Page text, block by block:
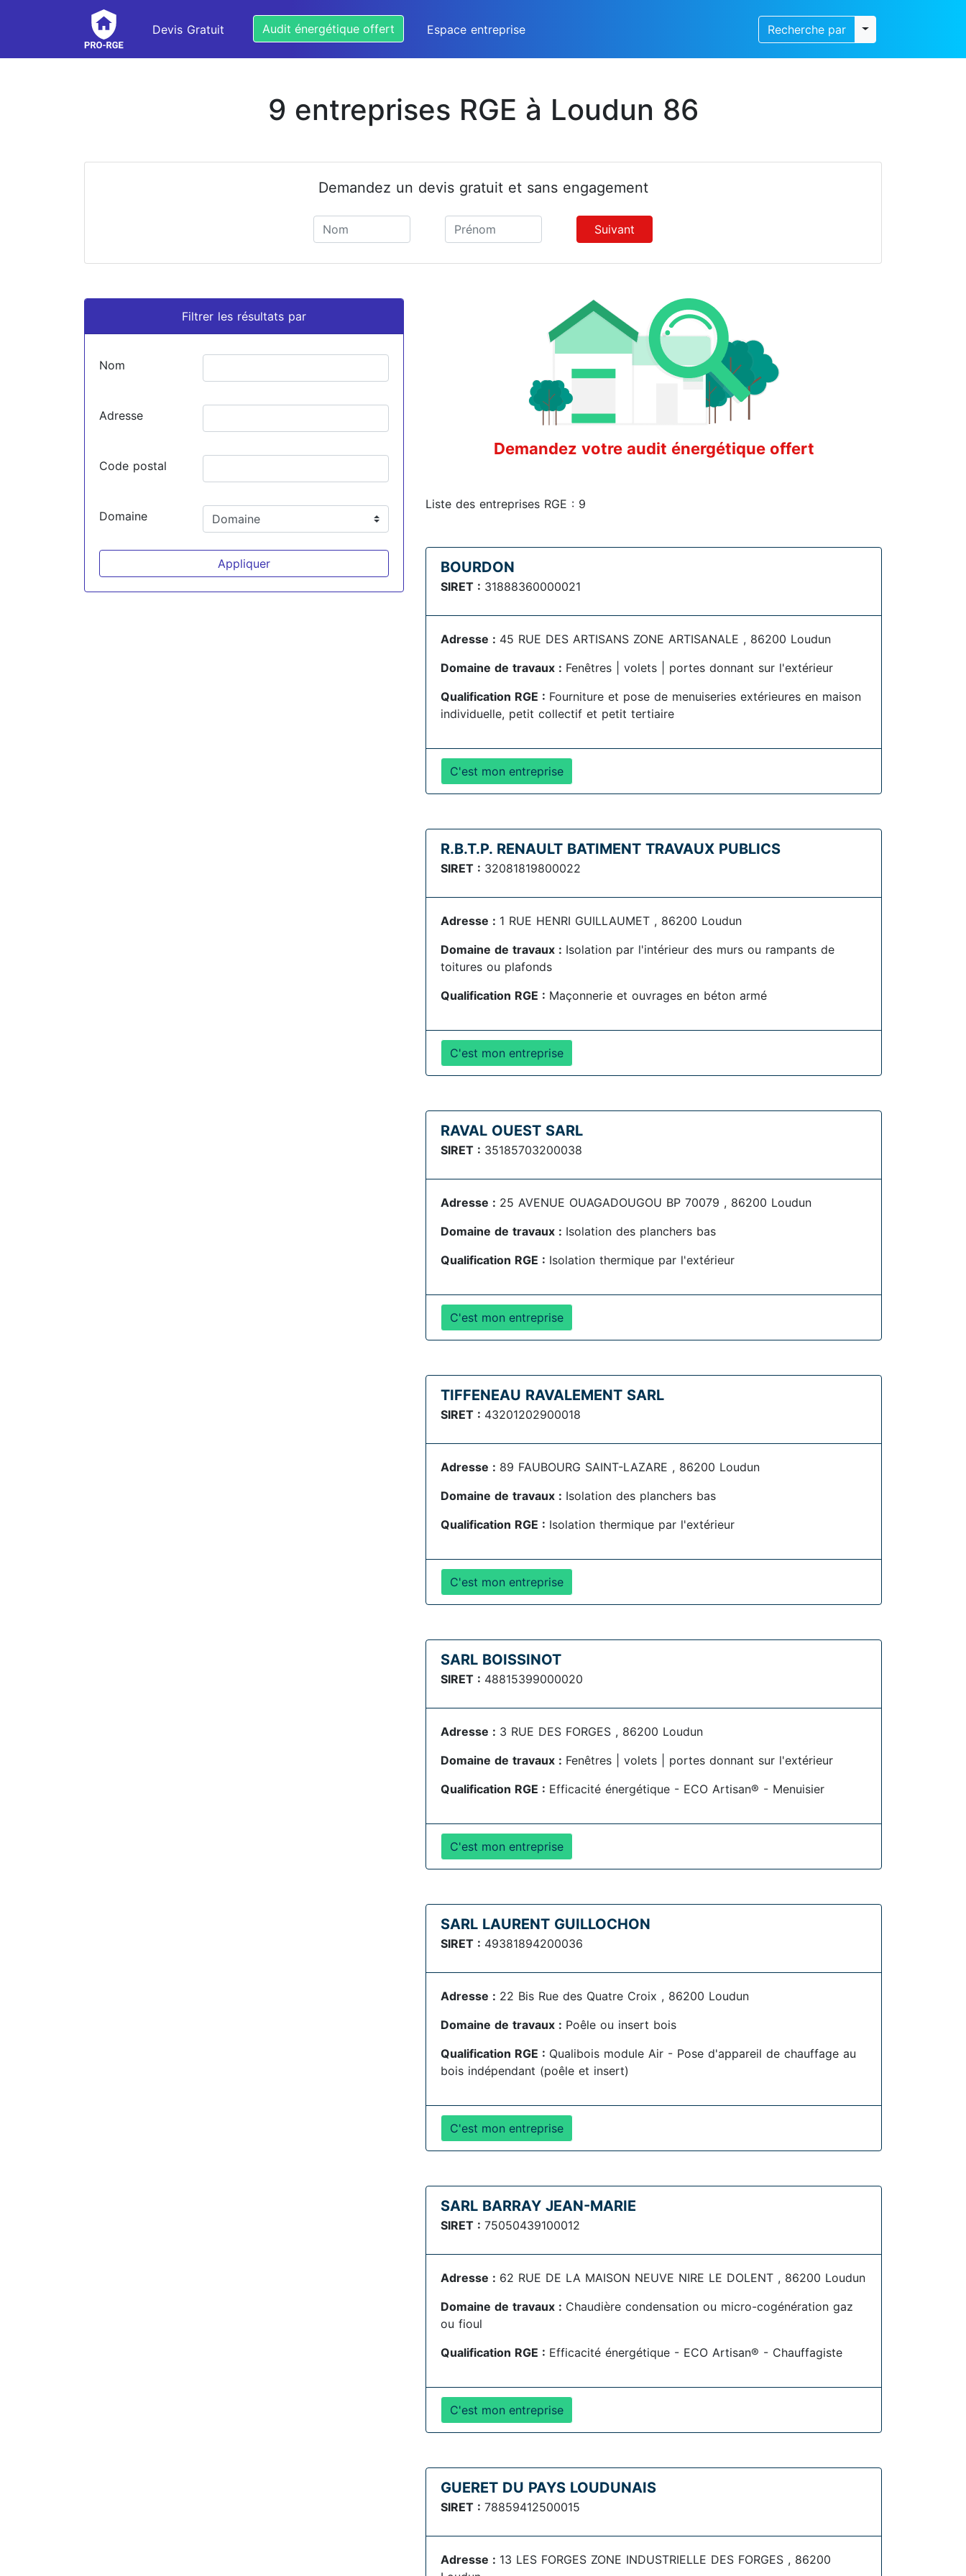
Devis Gratuit Audit énergétique offert Espace entreprise Recherche par Toggle dropdown
9 entreprises RGE à Loudun 86
Demandez un devis gratuit et sans engagement
Suivant
Filtrer les résultats par
Nom
Adresse
Code postal
Domaine
Appliquer
Demandez votre audit énergétique offert
Liste des entreprises RGE : 9
BOURDON
SIRET : 31888360000021
Adresse : 45 RUE DES ARTISANS ZONE ARTISANALE , 86200 Loudun
Domaine de travaux : Fenêtres | volets | portes donnant sur l'extérieur
Qualification RGE : Fourniture et pose de menuiseries extérieures en maison
individuelle, petit collectif et petit tertiaire
C'est mon entreprise
R.B.T.P. RENAULT BATIMENT TRAVAUX PUBLICS
SIRET : 32081819800022
Adresse : 1 RUE HENRI GUILLAUMET , 86200 Loudun
Domaine de travaux : Isolation par l'intérieur des murs ou rampants de
toitures ou plafonds
Qualification RGE : Maçonnerie et ouvrages en béton armé
C'est mon entreprise
RAVAL OUEST SARL
SIRET : 35185703200038
Adresse : 25 AVENUE OUAGADOUGOU BP 70079 , 86200 Loudun
Domaine de travaux : Isolation des planchers bas
Qualification RGE : Isolation thermique par l'extérieur
C'est mon entreprise
TIFFENEAU RAVALEMENT SARL
SIRET : 43201202900018
Adresse : 89 FAUBOURG SAINT-LAZARE , 86200 Loudun
Domaine de travaux : Isolation des planchers bas
Qualification RGE : Isolation thermique par l'extérieur
C'est mon entreprise
SARL BOISSINOT
SIRET : 48815399000020
Adresse : 3 RUE DES FORGES , 86200 Loudun
Domaine de travaux : Fenêtres | volets | portes donnant sur l'extérieur
Qualification RGE : Efficacité énergétique - ECO Artisan® - Menuisier
C'est mon entreprise
SARL LAURENT GUILLOCHON
SIRET : 49381894200036
Adresse : 22 Bis Rue des Quatre Croix , 86200 Loudun
Domaine de travaux : Poêle ou insert bois
Qualification RGE : Qualibois module Air - Pose d'appareil de chauffage au
bois indépendant (poêle et insert)
C'est mon entreprise
SARL BARRAY JEAN-MARIE
SIRET : 75050439100012
Adresse : 62 RUE DE LA MAISON NEUVE NIRE LE DOLENT , 86200 Loudun
Domaine de travaux : Chaudière condensation ou micro-cogénération gaz
ou fioul
Qualification RGE : Efficacité énergétique - ECO Artisan® - Chauffagiste
C'est mon entreprise
GUERET DU PAYS LOUDUNAIS
SIRET : 78859412500015
Adresse : 13 LES FORGES ZONE INDUSTRIELLE DES FORGES , 86200